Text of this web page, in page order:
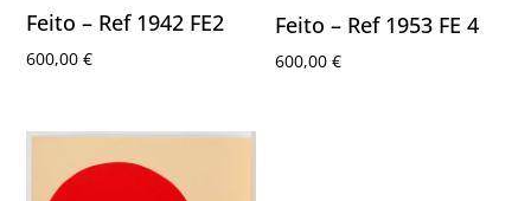
Feito – Ref 1942 FE2
600,00€
Feito – Ref 1953 FE 4
600,00€